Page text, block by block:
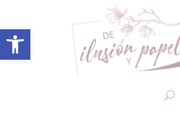
Abrir barra de herramientas